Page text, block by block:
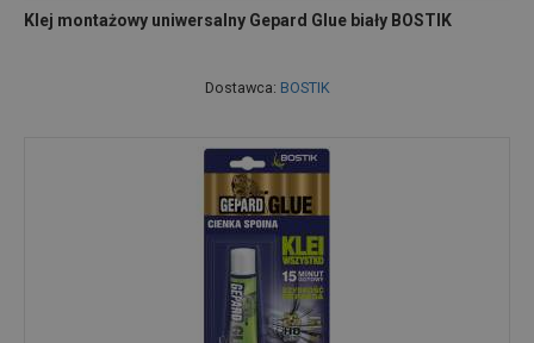
Klej montażowy uniwersalny Gepard Glue biały BOSTIK
Dostawca: BOSTIK